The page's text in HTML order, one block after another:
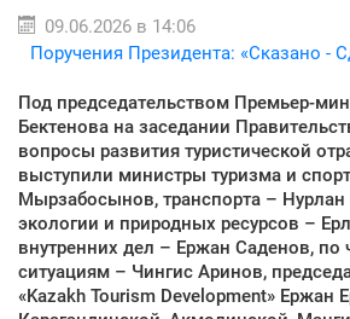
09.06.2026 в 14:06
Поручения Президента: «Сказано -
Под председательством Премьер-
Бектенова на заседании
вопросы развития туристической
выступили министры туризма и
Мырзабосынов, транспорта – Нурлан
экологии и природных ресурсов –
внутренних дел – Ержан Саденов,
ситуациям – Чингис Аринов,
«Kazakh Tourism Development» Ержан